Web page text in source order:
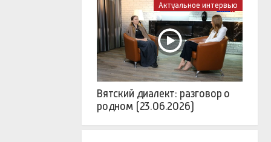
Актуальное интервью
Вятский диалект: разговор о
родном (23.06.2026)